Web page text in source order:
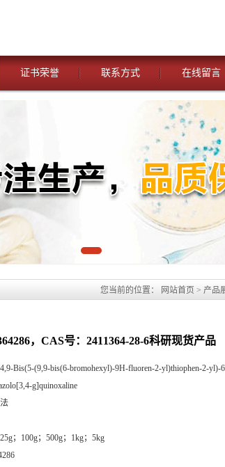
证书荣誉 联系方式 在线留言
您当前的位置： 网站首页 > 产品
，CAS号：2411364-28-6科研现货产品
4,9-Bis(5-(9,9-bis(6-bromohexyl)-9H-fluoren-2-yl)thiophen-2-yl)-
g]quinoxaline
；100g；500g；1kg；5kg